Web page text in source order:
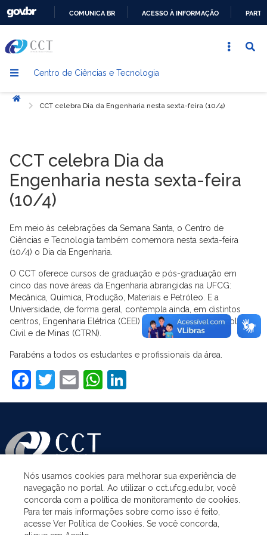
CONTEÚDO
COMUNICA BR ACESSO À INFORMAÇÃO
Centro de Ciências e Tecnologia
Início
CCT celebra Dia da Engenharia nesta sexta-feira (10/4)
CCT celebra Dia da
Engenharia nesta sexta-feira
(10/4)
Em meio às celebrações da Semana Santa, o Centro de
Ciências e Tecnologia também comemora nesta sexta-feira
(10/4) o Dia da Engenharia.
O CCT oferece cursos de graduação e pós-graduação em
cinco das nove áreas da Engenharia abrangidas na UFCG:
Mecânica, Química, Produção, Materiais e Petróleo. E a
Universidade, de forma geral, contempla ainda, em distintos
centros, Engenharia Elétrica (CEEI) e as Engenharias Agrícola,
Civil e de Minas (CTRN).
Parabéns a todos os estudantes e profissionais da área.
Facebook
Twitter
EmailWhatsApp
ASSUNTOS
ACESSO À INFORMAÇÃO
Nós usamos cookies para melhorar sua experiência de
navegação no portal. Ao utilizar o cct.ufcg.edu.br, você
concorda com a política de monitoramento de cookies.
Para ter mais informações sobre como isso é feito,
acesse Ver Política de Cookies. Se você concorda,